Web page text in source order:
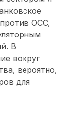
OCC,
В
вокруг
вероятно,
для